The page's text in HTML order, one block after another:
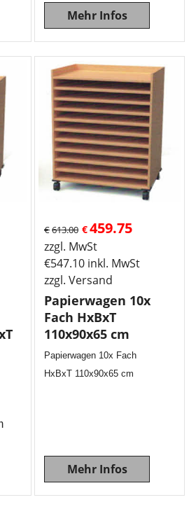
Mehr Infos
€613.00 €459.75
zzgl. MwSt
€547.10 inkl. MwSt
zzgl. Versand
Papierwagen 10x
Fach HxBxT
110x90x65 cm
Papierwagen 10x Fach
HxBxT 110x90x65 cm
Mehr Infos